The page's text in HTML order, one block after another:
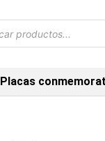
Placas